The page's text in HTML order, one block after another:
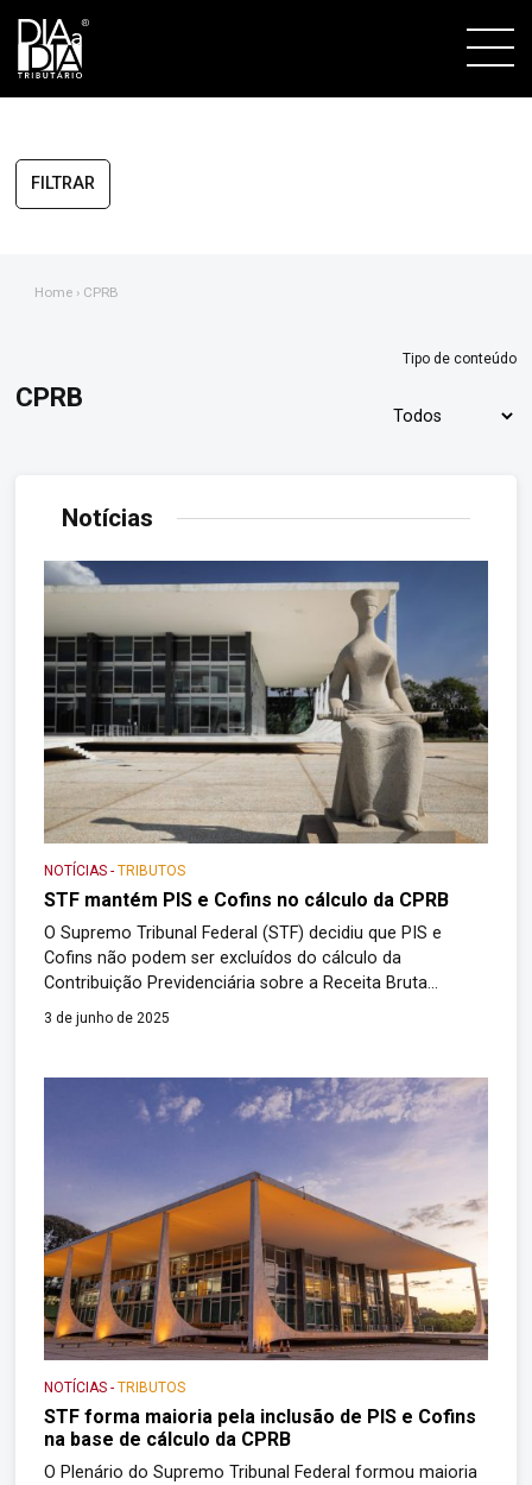
FILTRAR
Home › CPRB
CPRB
Tipo de conteúdo
Notícias
NOTÍCIAS -TRIBUTOS
STF mantém PIS e Cofins no cálculo da CPRB
O Supremo Tribunal Federal (STF) decidiu que PIS e
Cofins não podem ser excluídos do cálculo da
Contribuição Previdenciária sobre a Receita Bruta
(CPRB). É mais uma derrota dos contribuintes nas
discussões que surgiram com a “tese do século” — a
a vitória, a Fazenda Nacional […]
3 de junho de 2025
NOTÍCIAS -TRIBUTOS
STF forma maioria pela inclusão de PIS e Cofins
na base de cálculo da CPRB
O Plenário do Supremo Tribunal Federal formou maioria